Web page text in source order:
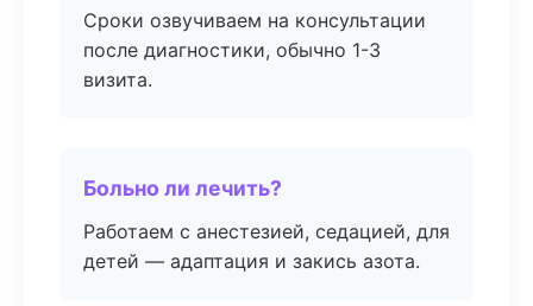
Сроки озвучиваем на консультации
после диагностики, обычно 1-3
визита.
Больно ли лечить?
Работаем с анестезией, седацией, для
детей — адаптация и закись азота.